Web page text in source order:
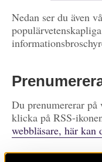
Nedan ser du även
Du prenumererar
klicka på RSS-
webbläsare, här